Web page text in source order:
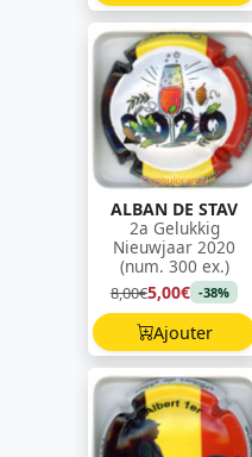
ALBAN DE STAV
2a Gelukkig
Nieuwjaar 2020
(num. 300 ex.)
8,00€5,00€ -38%
Ajouter